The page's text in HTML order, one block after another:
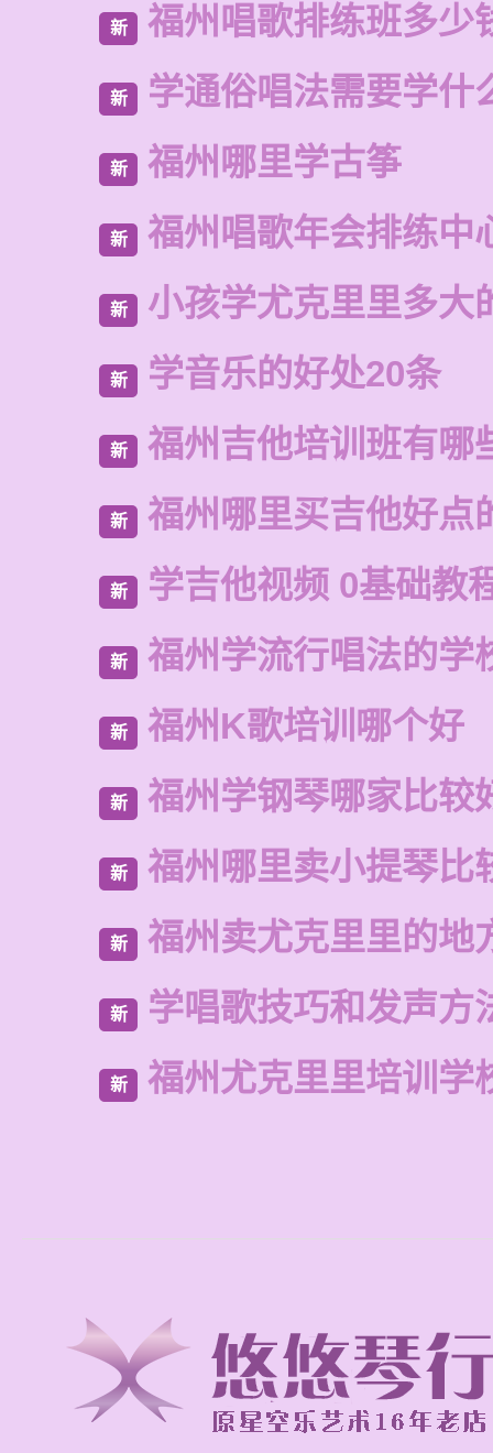
新 福州唱歌排练班多少
新 学通俗唱法需要学什
新 福州哪里学古筝
新 福州唱歌年会排练中
新 小孩学尤克里里多大
新 学音乐的好处20条
新 福州吉他培训班有哪
新 福州哪里买吉他好点
新 学吉他视频 0基础教
新 福州学流行唱法的学
新 福州K歌培训哪个好
新 福州学钢琴哪家比较
新 福州哪里卖小提琴比
新 福州卖尤克里里的地
新 学唱歌技巧和发声方
新 福州尤克里里培训学